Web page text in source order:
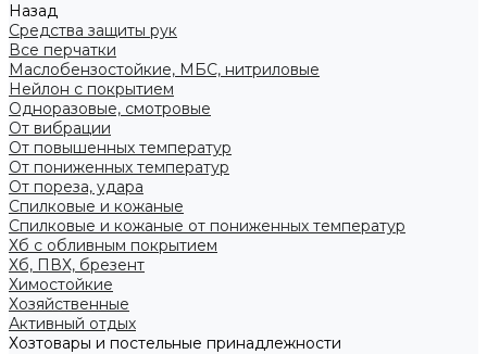
Назад
Средства защиты рук
Все перчатки
Маслобензостойкие, МБС, нитриловые
Нейлон с покрытием
Одноразовые, смотровые
От вибрации
От повышенных температур
От пониженных температур
От пореза, удара
Спилковые и кожаные
Спилковые и кожаные от пониженных температур
Хб с обливным покрытием
Хб, ПВХ, брезент
Химостойкие
Хозяйственные
Активный отдых
Хозтовары и постельные принадлежности